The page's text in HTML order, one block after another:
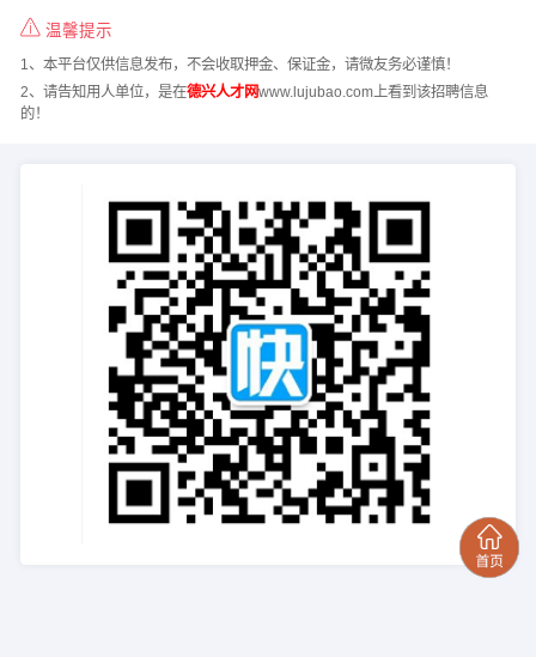
温馨提示
1、本平台仅供信息发布，不会收取押金、保证金，请微友务必谨慎！
2、请告知用人单位，是在德兴人才网www.lujubao.com上看到该招聘信息
的！